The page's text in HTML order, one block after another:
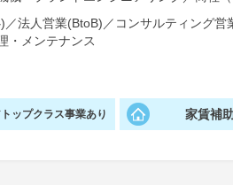
／法人営業(BtoB) ／ コンサルティング営
・メンテナンス
ップクラス事業あり 家賃補